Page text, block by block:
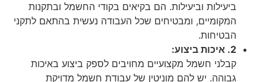
ביעילות וביעילות. הם בקיאים בקודי החשמל ובתקנות
המקומיים, ומבטיחים שכל העבודה נעשית בהתאם לתקני
הבטיחות.
2. איכות ביצוע:
קבלני חשמל מקצועיים מחויבים לספק ביצוע באיכות
גבוהה. יש להם מוניטין של עבודת חשמל מדויקת